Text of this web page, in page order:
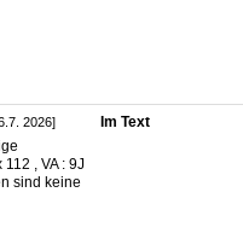
2026]
, VA : 9J
sind keine
Im Text